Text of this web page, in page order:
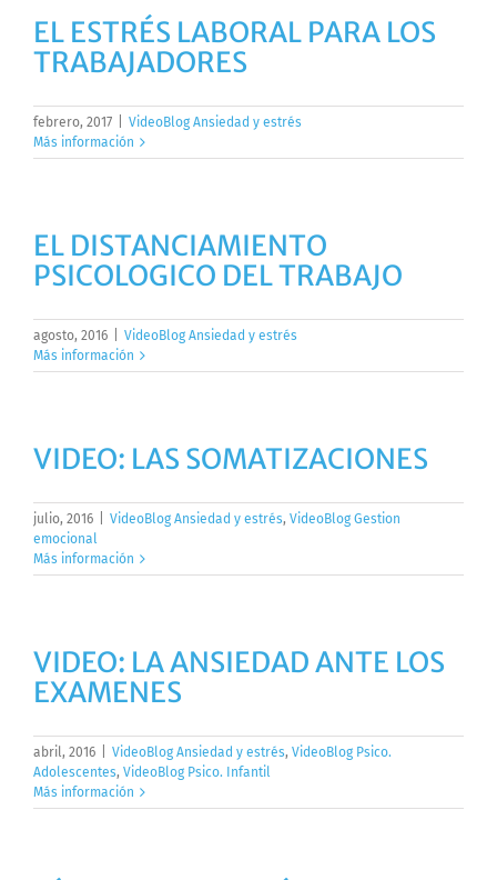
EL ESTRÉS LABORAL PARA LOS
TRABAJADORES
febrero, 2017
VideoBlog Ansiedad y estrés
Más información
EL DISTANCIAMIENTO
PSICOLOGICO DEL TRABAJO
agosto, 2016
VideoBlog Ansiedad y estrés
Más información
VIDEO: LAS SOMATIZACIONES
julio, 2016 VideoBlog Ansiedad y estrés, VideoBlog Gestion
emocional
Más información
VIDEO: LA ANSIEDAD ANTE LOS
EXAMENES
abril, 2016 VideoBlog Ansiedad y estrés, VideoBlog Psico.
Adolescentes, VideoBlog Psico. Infantil
Más información